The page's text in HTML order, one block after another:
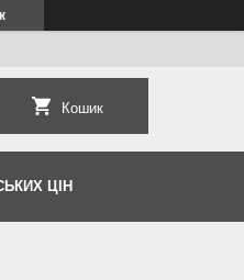
Кошик
ЦІН